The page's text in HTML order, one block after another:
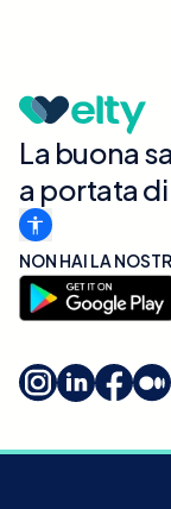
La buona
a portata
NON HAI LA